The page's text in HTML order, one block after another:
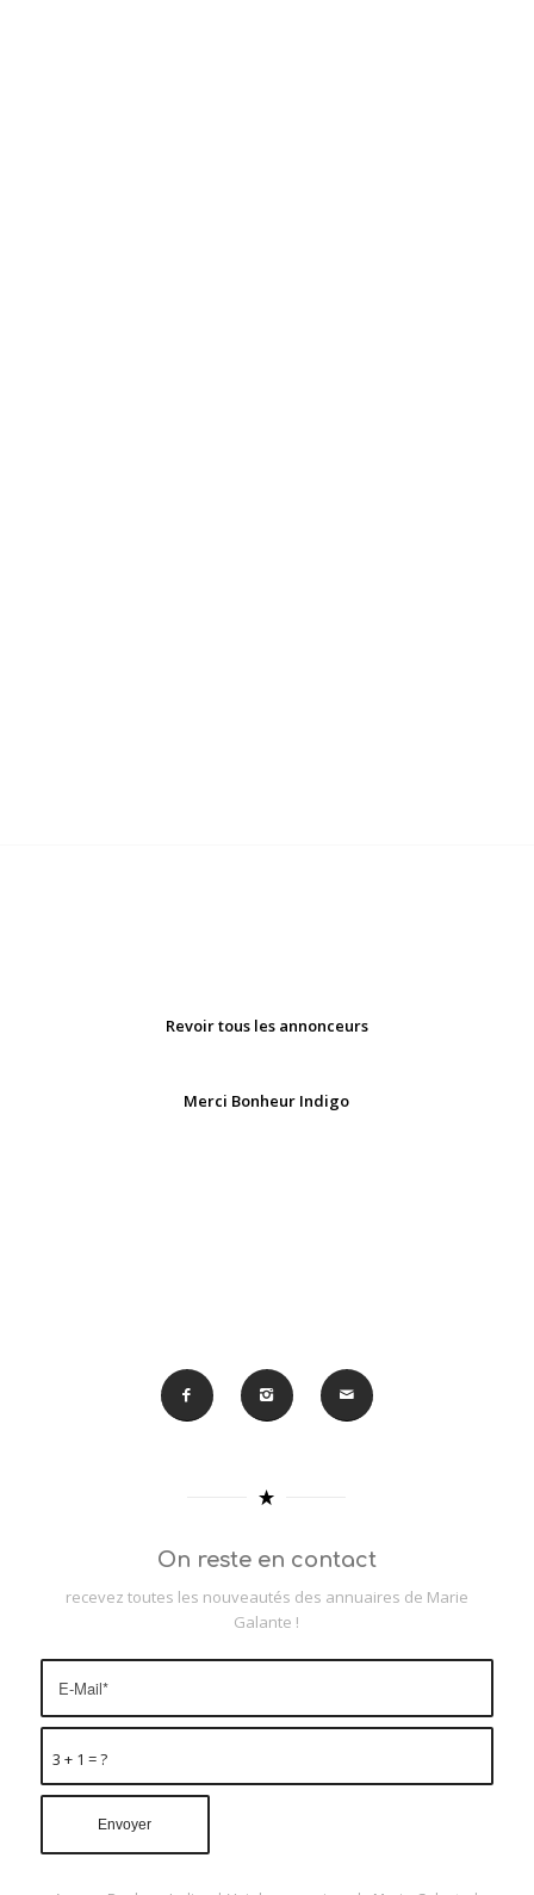
Revoir tous les annonceurs
Merci Bonheur Indigo
On reste en contact
recevez toutes les nouveautés des annuaires de Marie
Galante !
3 + 1 = ?